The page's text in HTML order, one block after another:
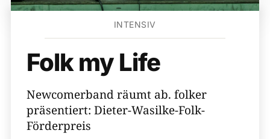
INTENSIV
Folk my Life
Newcomerband räumt ab. folker
präsentiert: Dieter-Wasilke-Folk-
Förderpreis